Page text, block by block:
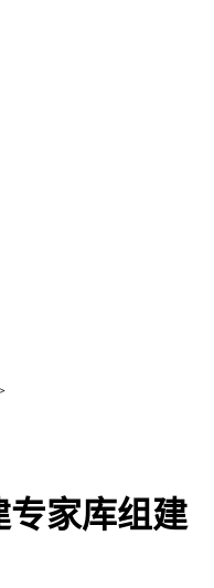
专家库组建